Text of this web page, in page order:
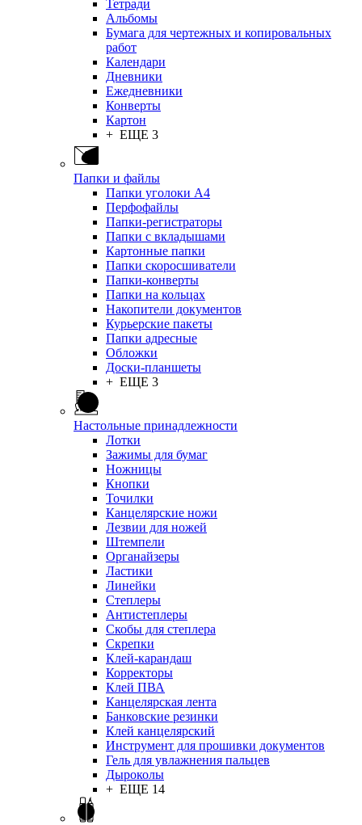
Тетради
Альбомы
Бумага для чертежных и копировальных
работ
Календари
Дневники
Ежедневники
Конверты
Картон
+ ЕЩЕ 3
Папки и файлы
Папки уголоки А4
Перфофайлы
Папки-регистраторы
Папки с вкладышами
Картонные папки
Папки скоросшиватели
Папки-конверты
Папки на кольцах
Накопители документов
Курьерские пакеты
Папки адресные
Обложки
Доски-планшеты
+ ЕЩЕ 3
Настольные принадлежности
Лотки
Зажимы для бумаг
Ножницы
Кнопки
Точилки
Канцелярские ножи
Лезвии для ножей
Штемпели
Органайзеры
Ластики
Линейки
Степлеры
Антистеплеры
Скобы для степлера
Скрепки
Клей-карандаш
Корректоры
Клей ПВА
Канцелярская лента
Банковские резинки
Клей канцелярский
Инструмент для прошивки документов
Гель для увлажнения пальцев
Дыроколы
+ ЕЩЕ 14